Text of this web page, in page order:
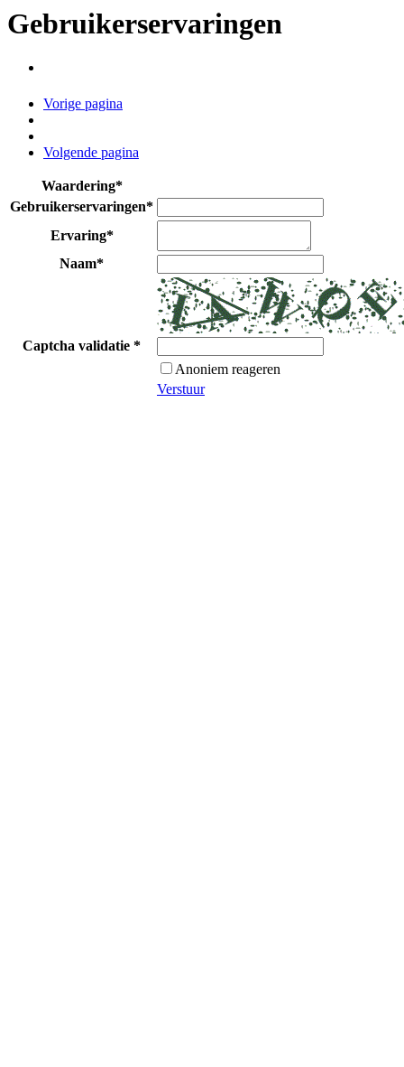
Gebruikerservaringen
Vorige pagina
Volgende pagina
Waardering*
Gebruikerservaringen*
Ervaring*
Naam*
Captcha validatie *
Anoniem reageren
Verstuur